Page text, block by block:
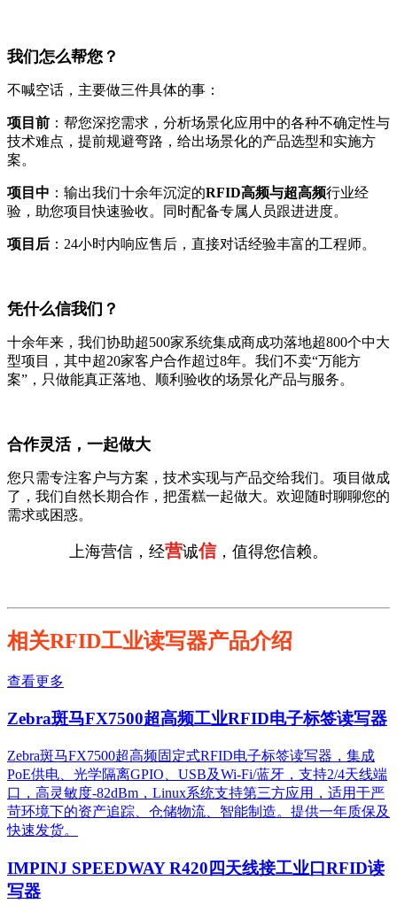
我们怎么帮您？
不喊空话，主要做三件具体的事：
项目前 ：帮您深挖需求，分析场景化应用中的各种不确定性与
技术难点，提前规避弯路，给出场景化的产品选型和实施方
案。
项目中 ：输出我们十余年沉淀的RFID高频与超高频行业经
验，助您项目快速验收。同时配备专属人员跟进进度。
项目后 ：24小时内响应售后，直接对话经验丰富的工程师。
凭什么信我们？
十余年来，我们协助超500家系统集成商成功落地超800个中大
型项目，其中超20家客户合作超过8年。我们不卖“万能方
案”，只做能真正落地、顺利验收的场景化产品与服务。
合作灵活，一起做大
您只需专注客户与方案，技术实现与产品交给我们。项目做成
了，我们自然长期合作，把蛋糕一起做大。欢迎随时聊聊您的
需求或困惑。
上海营信，经营诚信，值得您信赖。
相关RFID工业读写器产品介绍
查看更多
Zebra斑马FX7500超高频工业RFID电子标签读写器
Zebra斑马FX7500超高频固定式RFID电子标签读写器，集成
PoE供电、光学隔离GPIO、USB及Wi-Fi/蓝牙，支持2/4天线端
口，高灵敏度-82dBm，Linux系统支持第三方应用，适用于严
苛环境下的资产追踪、仓储物流、智能制造。提供一年质保及
快速发货。
IMPINJ SPEEDWAY R420四天线接工业口RFID读
写器